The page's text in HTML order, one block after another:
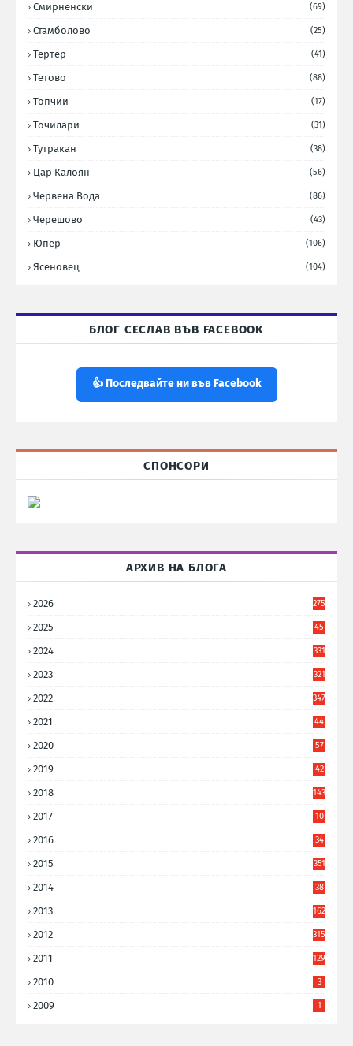
Смирненски (69)
Стамболово (25)
Тертер (41)
Тетово (88)
Топчии (17)
Точилари (31)
Тутракан (38)
Цар Калоян (56)
Червена Вода (86)
Черешово (43)
Юпер (106)
Ясеновец (104)
БЛОГ СЕСЛАВ ВЪВ FACEBOOK
👍 Последвайте ни във Facebook
СПОНСОРИ
АРХИВ НА БЛОГА
2026 275
2025
45
2024 331
2023 321
2022 347
2021
44
2020
57
2019
42
2018 143
2017
10
2016
34
2015 351
2014
38
2013 162
2012 315
2011 129
2010 3
2009 1